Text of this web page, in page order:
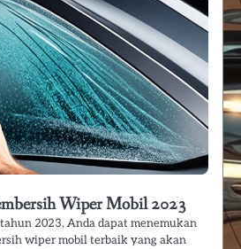
Wiper Mobil 2023
2023, Anda dapat menemukan
wiper mobil terbaik yang akan